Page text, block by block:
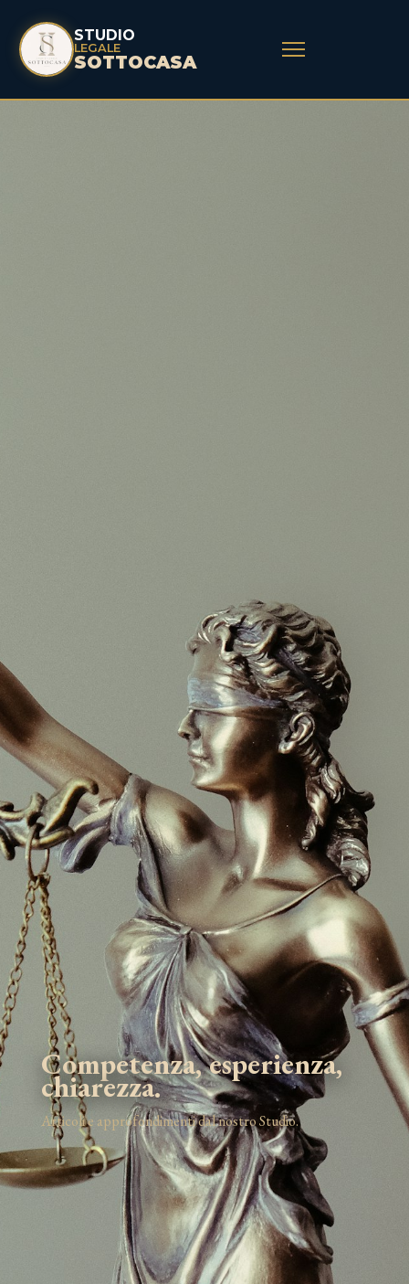
STUDIO
LEGALE
SOTTOCASA
Competenza, esperienza,
chiarezza.
Articoli e approfondimenti dal nostro Studio.